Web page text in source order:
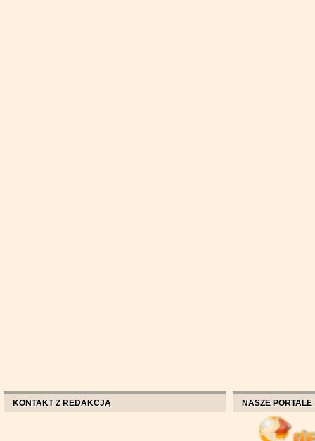
KONTAKT Z REDAKCJĄ NASZE PORTALE